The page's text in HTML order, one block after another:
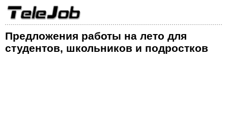
Предложения работы на лето для
студентов, школьников и подростков